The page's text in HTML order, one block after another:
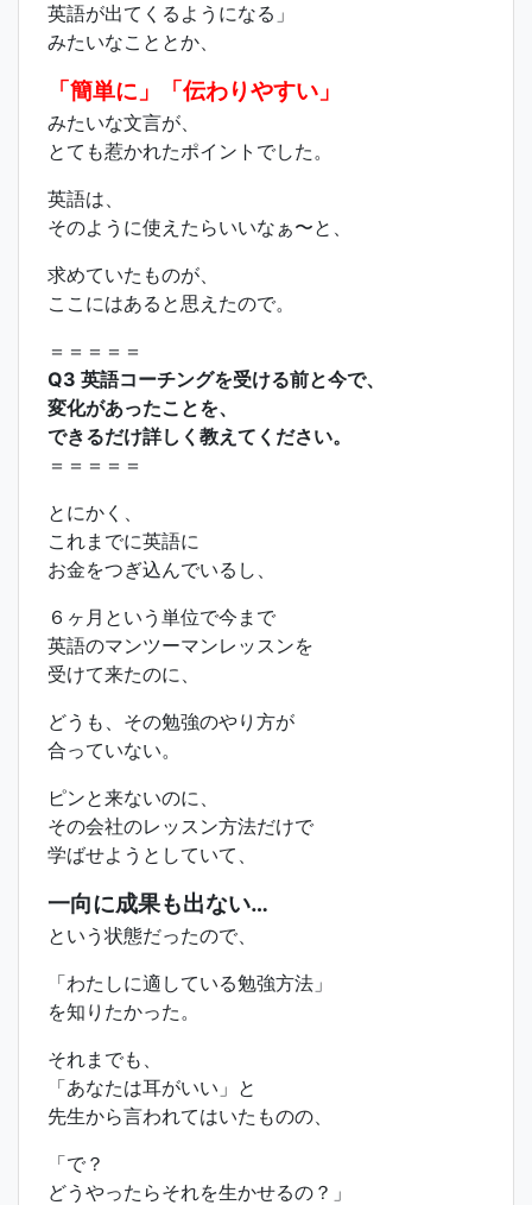
英語が出てくるようになる」
みたいなこととか、
「簡単に」「伝わりやすい」
みたいな文言が、
とても惹かれたポイントでした。
英語は、
そのように使えたらいいなぁ〜と、
求めていたものが、
ここにはあると思えたので。
＝＝＝＝＝
Q3 英語コーチングを受ける前と今で、
変化があったことを、
できるだけ詳しく教えてください。
＝＝＝＝＝
とにかく、
これまでに英語に
お金をつぎ込んでいるし、
６ヶ月という単位で今まで
英語のマンツーマンレッスンを
受けて来たのに、
どうも、その勉強のやり方が
合っていない。
ピンと来ないのに、
その会社のレッスン方法だけで
学ばせようとしていて、
一向に成果も出ない…
という状態だったので、
「わたしに適している勉強方法」
を知りたかった。
それまでも、
「あなたは耳がいい」と
先生から言われてはいたものの、
「で？
どうやったらそれを生かせるの？」